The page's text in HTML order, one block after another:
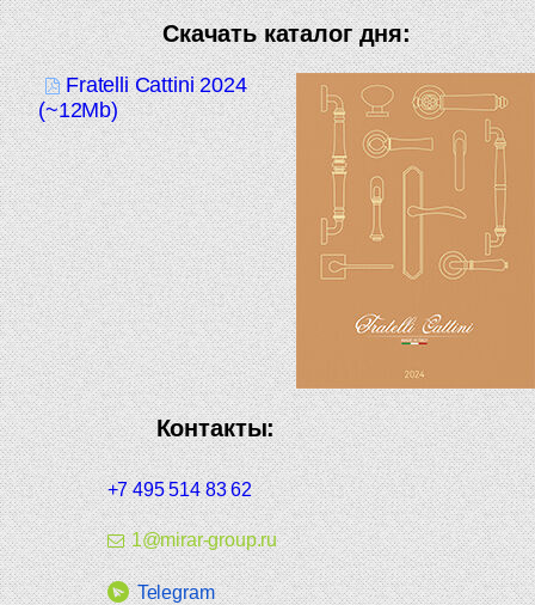
Скачать каталог дня:
Fratelli Cattini 2024
(~12Mb)
Контакты:
+7 495 514 83 62
1@mirar-group.ru
Telegram